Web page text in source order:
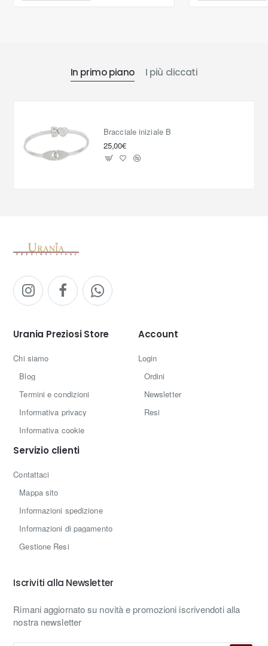
In primo piano I più cliccati
Bracciale iniziale B
25,00€
Urania Preziosi Store
Chi siamo
Blog
Termini e condizioni
Informativa privacy
Informativa cookie
Account
Login
Ordini
Newsletter
Resi
Servizio clienti
Contattaci
Mappa sito
Informazioni spedizione
Informazioni di pagamento
Gestione Resi
Iscriviti alla Newsletter
Rimani aggiornato su novità e promozioni iscrivendoti alla
nostra newsletter